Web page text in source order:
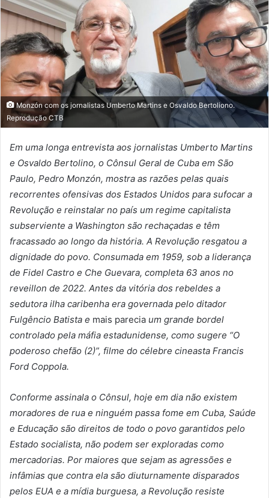
Monzón com os jornalistas Umberto Martins e Osvaldo Bertoliono.
Reprodução CTB
Em uma longa entrevista aos jornalistas Umberto Martins
e Osvaldo Bertolino, o Cônsul Geral de Cuba em São
Paulo, Pedro Monzón, mostra as razões pelas quais
recorrentes ofensivas dos Estados Unidos para sufocar a
Revolução e reinstalar no país um regime capitalista
subserviente a Washington são rechaçadas e têm
fracassado ao longo da história. A Revolução resgatou a
dignidade do povo. Consumada em 1959, sob a liderança
de Fidel Castro e Che Guevara, completa 63 anos no
reveillon de 2022. Antes da vitória dos rebeldes a
sedutora ilha caribenha era governada pelo ditador
Fulgêncio Batista e mais parecia um grande bordel
controlado pela máfia estadunidense, como sugere “O
poderoso chefão (2)”, filme do célebre cineasta Francis
Ford Coppola.
Conforme assinala o Cônsul, hoje em dia não existem
moradores de rua e ninguém passa fome em Cuba, Saúde
e Educação são direitos de todo o povo garantidos pelo
Estado socialista, não podem ser exploradas como
mercadorias. Por maiores que sejam as agressões e
infâmias que contra ela são diuturnamente disparados
pelos EUA e a mídia burguesa, a Revolução resiste